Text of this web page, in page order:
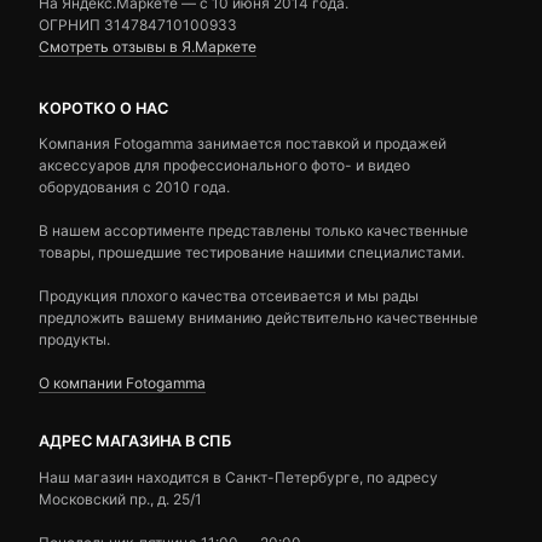
ОГРНИП 314784710100933
Смотреть отзывы в Я.Маркете
КОРОТКО О НАС
Компания Fotogamma занимается поставкой и продажей
аксессуаров для профессионального фото- и видео
оборудования с 2010 года.
В нашем ассортименте представлены только качественные
товары, прошедшие тестирование нашими специалистами.
Продукция плохого качества отсеивается и мы рады
предложить вашему вниманию действительно качественные
продукты.
О компании Fotogamma
АДРЕС МАГАЗИНА В СПБ
Наш магазин находится в Санкт-Петербурге, по адресу
Московский пр., д. 25/1